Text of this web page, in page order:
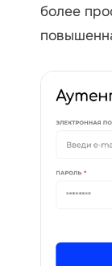
более